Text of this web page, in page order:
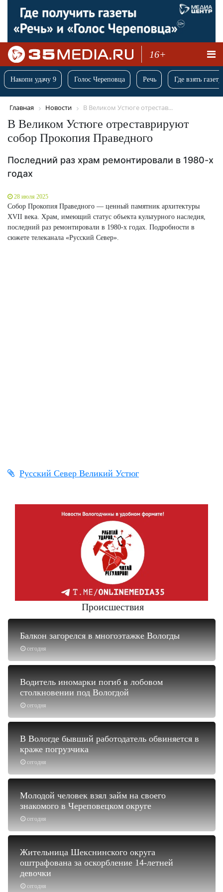
16+
Накопи удачу 9 Голос Череповца Речь Где взять
Главная Новости В Великом Устюге отрестав...
В Великом Устюге отреставрируют
собор Прокопия Праведного
Последний раз храм ремонтировали в 1980-х
годах
28 июля 2025
Собор Прокопия Праведного — ценный памятник архитектуры
XVII века. Храм, имеющий статус объекта культурного наследия,
последний раз ремонтировали в 1980-х годах. Подробности в
сюжете телеканала «Русский Север».
Русский Север Великий Устюг
Происшествия
сегодня
Балкон загорелся в многоэтажке Вологды
сегодня
Водитель иномарки погиб в лобовом
столкновении под Вологдой
сегодня
В Вологде бывший работодатель обвиняется в
краже погрузчика
сегодня
Молодой человек взял займ на своего
знакомого в Череповецком округе
сегодня
Жительница Шекснинского округа
оштрафована за оскорбление 14-летней
девочки